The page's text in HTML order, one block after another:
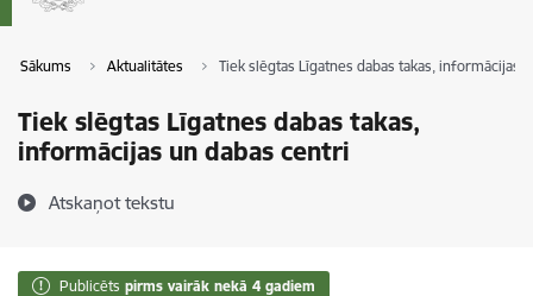
Sākums Aktualitātes Tiek slēgtas Līgatnes dabas takas, informācijas
Tiek slēgtas Līgatnes dabas takas,
informācijas un dabas centri
Atskaņot tekstu
Publicēts pirms vairāk nekā 4 gadiem